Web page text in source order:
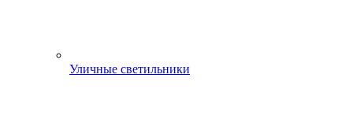
Уличные светильники